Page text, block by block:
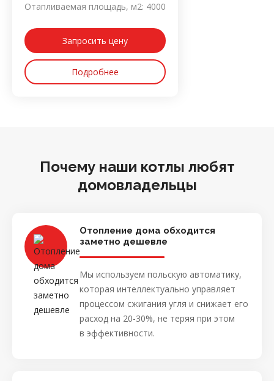
Отапливаемая площадь, м2: 4000
Запросить цену
Подробнее
Почему наши котлы любят
домовладельцы
Отопление дома обходится
заметно дешевле
Мы используем польскую автоматику,
которая интеллектуально управляет
процессом сжигания угля и снижает его
расход на 20-30%, не теряя при этом
в эффективности.